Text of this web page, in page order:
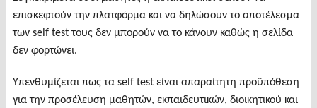
επισκεφτούν την πλατφόρμα και να δηλώσουν το αποτέλεσμα
των self test τους δεν μπορούν να το κάνουν καθώς η σελίδα
δεν φορτώνει.
Υπενθυμίζεται πως τα self test είναι απαραίτητη προϋπόθεση
για την προσέλευση μαθητών, εκπαιδευτικών, διοικητικού και